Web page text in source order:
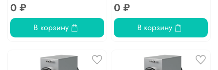
0 ₽
В корзину
0 ₽
В корзину